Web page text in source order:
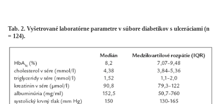
Tab. 2. Vyšetrované laboratórne parametre v súbore diabetikov s ulceráciami (n
= 124).